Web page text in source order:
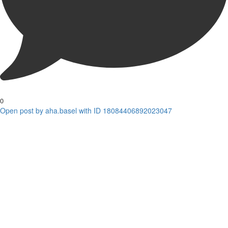
0
Open post by aha.basel with ID 18084406892023047